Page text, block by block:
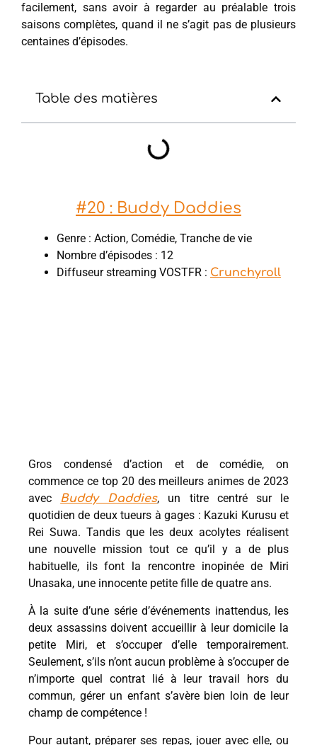
facilement, sans avoir à regarder au préalable trois
saisons complètes, quand il ne s’agit pas de plusieurs
centaines d’épisodes.
Table des matières
#20 : Buddy Daddies
Genre : Action, Comédie, Tranche de vie
Nombre d’épisodes : 12
Diffuseur streaming VOSTFR : Crunchyroll
Gros condensé d’action et de comédie, on
commence ce top 20 des meilleurs animes de 2023
avec Buddy Daddies, un titre centré sur le
quotidien de deux tueurs à gages : Kazuki Kurusu et
Rei Suwa. Tandis que les deux acolytes réalisent
une nouvelle mission tout ce qu’il y a de plus
habituelle, ils font la rencontre inopinée de Miri
Unasaka, une innocente petite fille de quatre ans.
À la suite d’une série d’événements inattendus, les
deux assassins doivent accueillir à leur domicile la
petite Miri, et s’occuper d’elle temporairement.
Seulement, s’ils n’ont aucun problème à s’occuper de
n’importe quel contrat lié à leur travail hors du
commun, gérer un enfant s’avère bien loin de leur
champ de compétence !
Pour autant, préparer ses repas, jouer avec elle, ou